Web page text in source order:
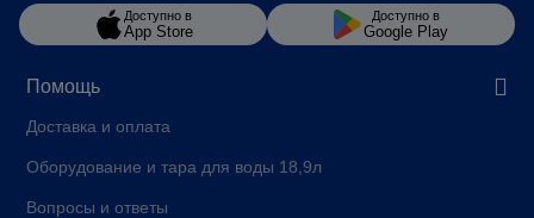
Помощь
Доставка и оплата
Оборудование и тара для воды 18,9л
Вопросы и ответы
Доступно в
App Store
Доступно в
Google Play